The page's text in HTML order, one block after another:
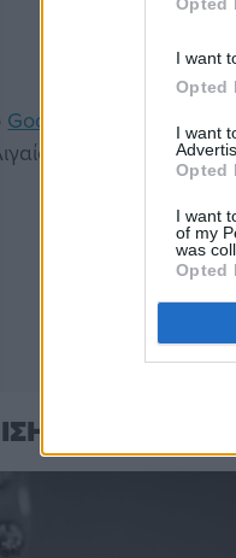
I want
Opted
I want
Opted
I want
of my
was
Opted
Google News . Μπείτε